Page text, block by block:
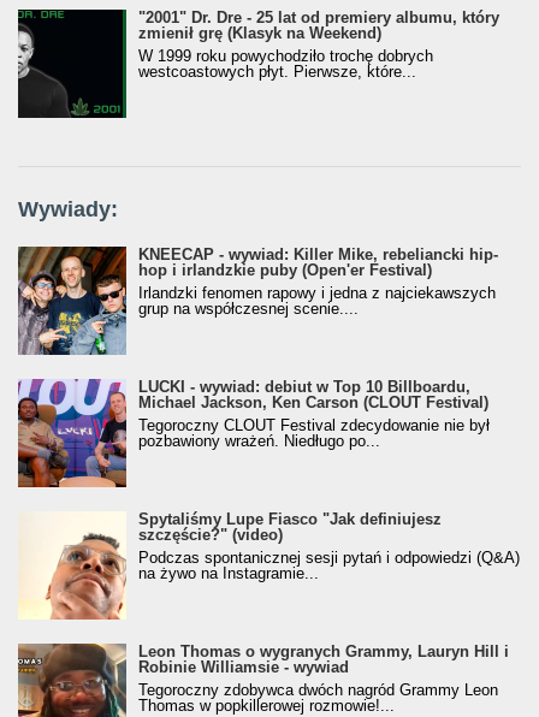
"2001" Dr. Dre - 25 lat od premiery albumu, który
zmienił grę (Klasyk na Weekend)
W 1999 roku powychodziło trochę dobrych
westcoastowych płyt. Pierwsze, które...
Wywiady:
KNEECAP - wywiad: Killer Mike, rebeliancki hip-
hop i irlandzkie puby (Open'er Festival)
Irlandzki fenomen rapowy i jedna z najciekawszych
grup na współczesnej scenie....
LUCKI - wywiad: debiut w Top 10 Billboardu,
Michael Jackson, Ken Carson (CLOUT Festival)
Tegoroczny CLOUT Festival zdecydowanie nie był
pozbawiony wrażeń. Niedługo po...
Spytaliśmy Lupe Fiasco "Jak definiujesz
szczęście?" (video)
Podczas spontanicznej sesji pytań i odpowiedzi (Q&A)
na żywo na Instagramie...
Leon Thomas o wygranych Grammy, Lauryn Hill i
Robinie Williamsie - wywiad
Tegoroczny zdobywca dwóch nagród Grammy Leon
Thomas w popkillerowej rozmowie!...